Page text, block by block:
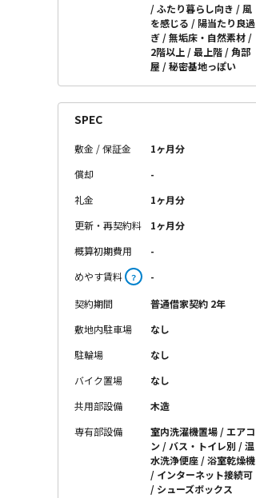
ふたり暮らし向き
風
を感じる
陽当たり良過
ぎ
無垢床・自然素材
2階以上
最上階
角部
屋
秘密基地っぽい
SPEC
敷金 / 保証金
1ヶ月分
償却
-
礼金
1ヶ月分
更新・再契約料
1ヶ月分
概算初期費用
-
めやす賃料
？ -
契約期間
普通借家契約 2年
敷地内駐車場
なし
駐輪場
なし
バイク置場
なし
共用部設備
木造
専有部設備
室内洗濯機置場 / エアコ
ン / バス・トイレ別 / 温
水洗浄便座 / 浴室乾燥機
/ インターネット接続可
/ シューズボックス